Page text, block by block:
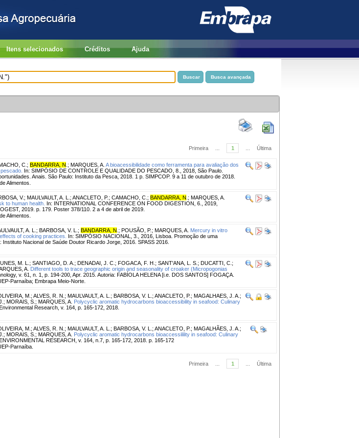
Itens selecionados Créditos Ajuda
Primeira 1 Última
C. ; BANDARRA, N ; MARQUES, A. A bioacessibilidade como ferramenta para avaliação dos
In: SIMPÓSIO DE CONTROLE E QUALIDADE DO PESCADO, 8., 2018, São Paulo.
Anais. São Paulo: Instituto da Pesca, 2018. 1 p. SIMPCOP. 9 a 11 de outubro de 2018.
Alimentos.
V.; MAULVAULT, A. L. ; ANACLETO, P. ; CAMACHO, C. ; BANDARRA, N ; MARQUES, A.
to human health. In: INTERNATIONAL CONFERENCE ON FOOD DIGESTION, 6., 2019,
2019. p. 179. Poster 378/110. 2 a 4 de abril de 2019.
Alimentos.
A. L. ; BARBOSA, V. L. ; BANDARRA, N ; POUSÃO, P. ; MARQUES, A. Mercury in vitro
of cooking practices.
In: SIMPÓSIO NACIONAL, 3., 2016, Lisboa. Promoção de uma
Nacional de Saúde Doutor Ricardo Jorge, 2016. SPASS 2016.
M. L. ; SANTIAGO, D. A. ; DENADAI, J. C. ; FOGACA, F. H. ; SANT'ANA, L. S. ; DUCATTI, C. ;
A. Different tools to trace geographic origin and seasonality of croaker (Micropogonias
v. 61, n. 1, p. 194-200, Apr. 2015. Autoria: FABÍOLA HELENA [i.e. DOS SANTOS] FOGAÇA.
Parnaíba; Embrapa Meio-Norte.
M. ; ALVES, R. N. ; MAULVAULT, A. L. ; BARBOSA, V. L. ; ANACLETO, P. ; MAGALHAES, J. A. ;
; MORAIS, S. ; MARQUES, A. Polycyclic aromatic hydrocarbons bioaccessibility in seafood: Culinary
Research, v. 164, p. 165-172, 2018.
M. ; ALVES, R. N. ; MAULVAULT, A. L. ; BARBOSA, V. L. ; ANACLETO, P. ; MAGALHÃES, J. A. ;
; MORAIS, S. ; MARQUES, A. Polycyclic aromatic hydrocarbons bioaccessilility in seafood: Culinary
RESEARCH, v. 164, n.7, p. 165-172, 2018. p. 165-172
Parnaíba.
Primeira 1 Última